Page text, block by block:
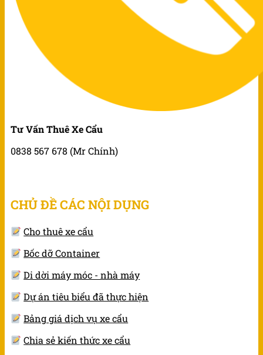
Tư Vấn Thuê Xe Cẩu
0838 567 678 (Mr Chính)
CHỦ ĐỀ CÁC NỘI DỤNG
Cho thuê xe cẩu
Bốc dỡ Container
Di dời máy móc - nhà máy
Dự án tiêu biểu đã thực hiện
Bảng giá dịch vụ xe cẩu
Chia sẻ kiến thức xe cẩu